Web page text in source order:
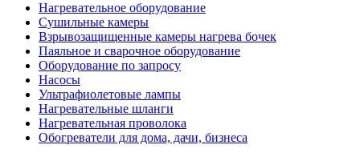
Нагревательное оборудование
Сушильные камеры
Взрывозащищенные камеры нагрева бочек
Паяльное и сварочное оборудование
Оборудование по запросу
Насосы
Ультрафиолетовые лампы
Нагревательные шланги
Нагревательная проволока
Обогреватели для дома, дачи, бизнеса